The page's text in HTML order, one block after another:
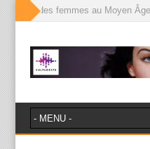
des femmes au Moyen Âge